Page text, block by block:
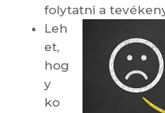
folytatni a
Leh
et,
hog
y
ko